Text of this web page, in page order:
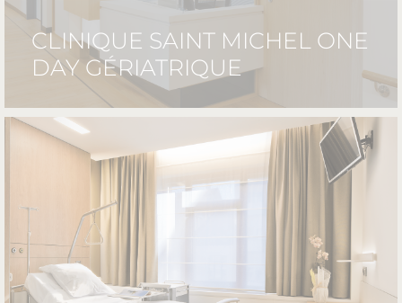
CLINIQUE SAINT MICHEL ONE
DAY GÉRIATRIQUE